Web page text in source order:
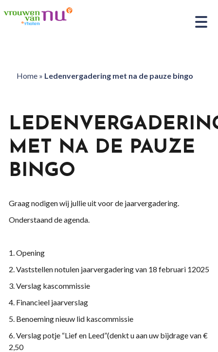
Home» Ledenvergadering met na de pauze bingo
MET NA DE PAUZE
BINGO
Graag nodigen wij jullie uit voor de jaarvergadering.
Onderstaand de agenda.
1. Opening
2. Vaststellen notulen jaarvergadering van 18 februari 12025
3. Verslag kascommissie
4. Financieel jaarverslag
5. Benoeming nieuw lid kascommissie
6. Verslag potje “Lief en Leed”(denkt u aan uw bijdrage van €
2,50